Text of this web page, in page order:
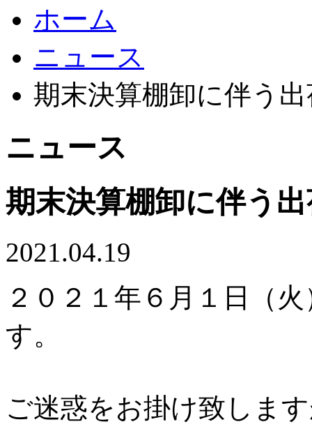
ホーム
ニュース
期末決算棚卸に伴う
ニュース
期末決算棚卸に伴う
2021.04.19
２０２１年６月１日（
す。
ご迷惑をお掛け致しま